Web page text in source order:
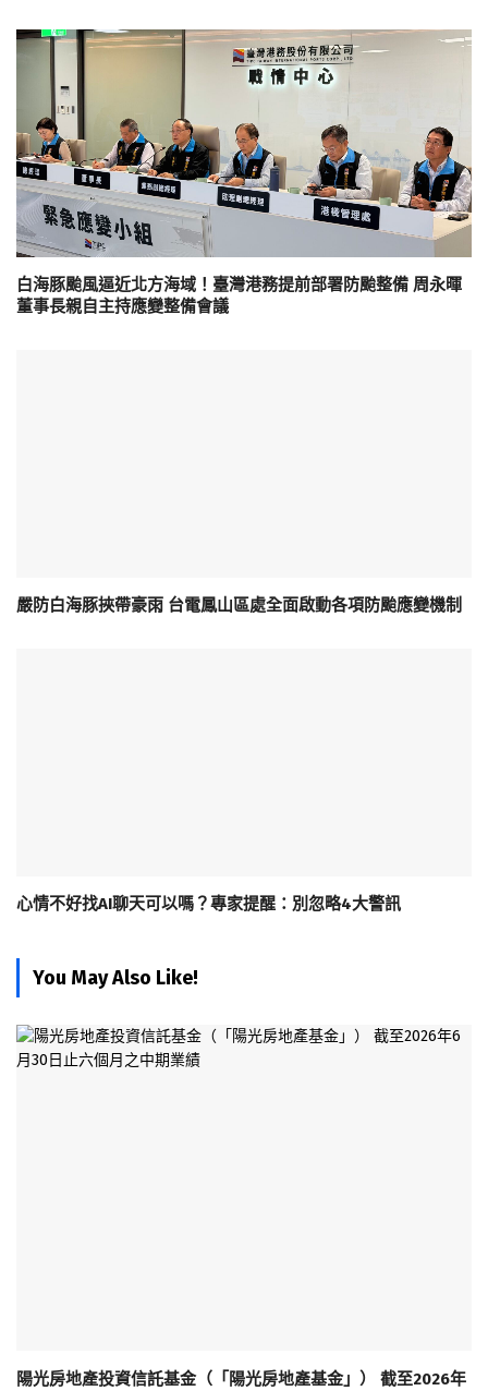
白海豚颱風逼近北方海域！臺灣港務提前部署防颱整備 周永暉
董事長親自主持應變整備會議
嚴防白海豚挾帶豪雨 台電鳳山區處全面啟動各項防颱應變機制
心情不好找AI聊天可以嗎？專家提醒：別忽略4大警訊
You May Also Like!
陽光房地產投資信託基金（「陽光房地產基金」） 截至2026年